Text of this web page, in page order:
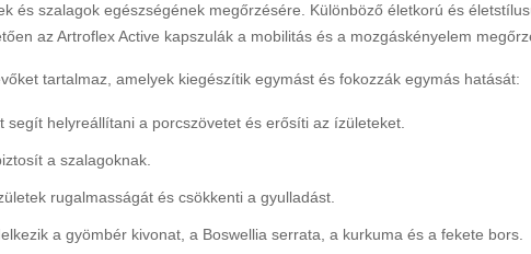
és szalagok egészségének megőrzésére. Különböző életkorú és
az Artroflex Active kapszulák a mobilitás és a mozgáskényelem
tartalmaz, amelyek kiegészítik egymást és fokozzák egymás hatását:
segít helyreállítani a porcszövetet és erősíti az ízületeket.
a szalagoknak.
rugalmasságát és csökkenti a gyulladást.
a gyömbér kivonat, a Boswellia serrata, a kurkuma és a fekete bors.